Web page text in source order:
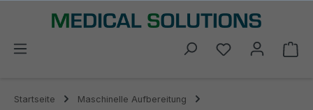
springen
Du hast 0
Startseite
Maschinelle Aufbereitung